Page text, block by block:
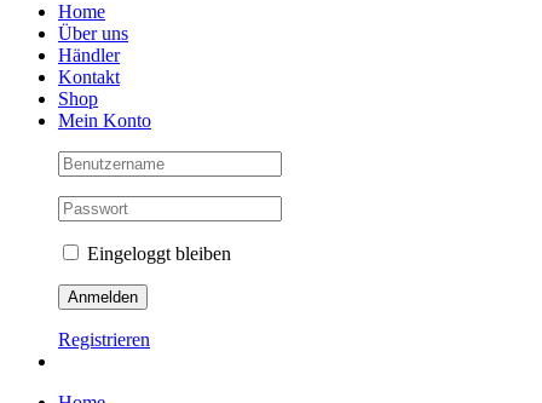
Home
Über uns
Händler
Kontakt
Shop
Mein Konto
Eingeloggt bleiben
Registrieren